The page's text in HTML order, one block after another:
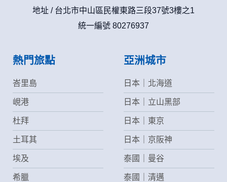
地址 / 台北市中山區民權東路三段37號3樓之1
統一編號 80276937
熱門旅點
峇里島
峴港
杜拜
土耳其
埃及
希臘
亞洲城市
日本｜北海道
日本｜立山黑部
日本｜東京
日本｜京阪神
泰國｜曼谷
泰國｜清邁